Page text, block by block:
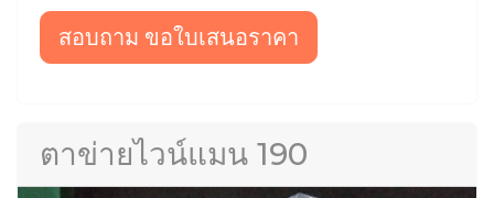
สอบถาม ขอใบเสนอราคา
ตาข่ายไวน์แมน 190